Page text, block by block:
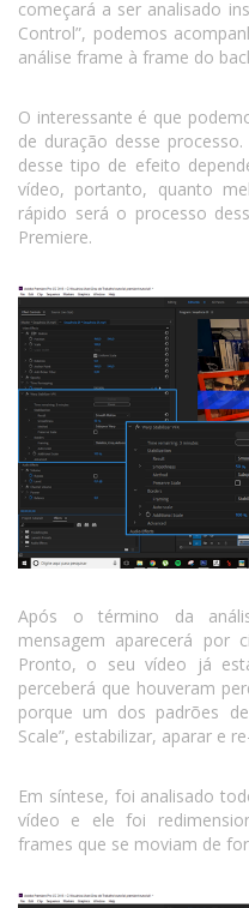
começará a ser analisado
Control”, podemos
análise frame à frame do
O interessante é que
de duração desse
desse tipo de efeito
vídeo, portanto, quanto
rápido será o processo
Premiere.
Após o término da
mensagem aparecerá por
Pronto, o seu vídeo já
perceberá que houveram
porque um dos padrões
Scale”, estabilizar, aparar e
Em síntese, foi analisado
vídeo e ele foi
frames que se moviam de